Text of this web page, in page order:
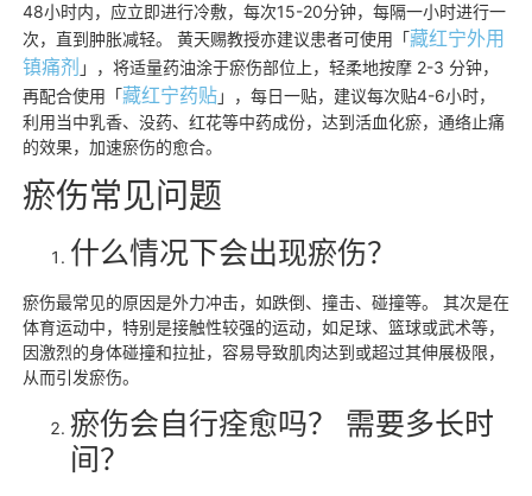
48小时内，应立即进行冷敷，每次15-20分钟，每隔一小时进行一
次，直到肿胀减轻。 黄天赐教授亦建议患者可使用「藏红宁外用
镇痛剂 」，将适量药油涂于瘀伤部位上，轻柔地按摩 2-3 分钟，
再配合使用「藏红宁药贴」，每日一贴，建议每次贴4-6小时，
利用当中乳香、没药、红花等中药成份，达到活血化瘀，通络止痛
的效果，加速瘀伤的愈合。
瘀伤常见问题
什么情况下会出现瘀伤？
瘀伤最常见的原因是外力冲击，如跌倒、撞击、碰撞等。 其次是在
体育运动中，特别是接触性较强的运动，如足球、篮球或武术等，
因激烈的身体碰撞和拉扯，容易导致肌肉达到或超过其伸展极限，
从而引发瘀伤。
瘀伤会自行痊愈吗？ 需要多长时
间？